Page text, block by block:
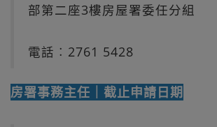
部第二座3樓房屋署委任分組
電話︰2761 5428
房署事務主任｜截止申請日期